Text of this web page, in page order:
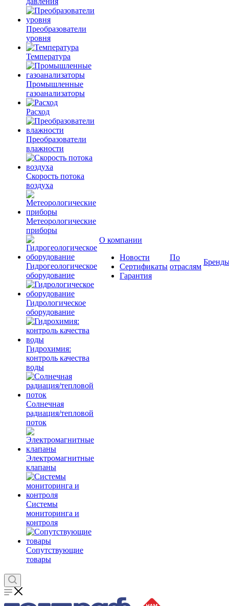
Преобразователи
уровня
Температура
Промышленные
газоанализаторы
Расход
Преобразователи
влажности
Скорость потока
воздуха
Метеорологические
приборы
Гидрогеологическое
оборудование
Гидрологическое
оборудование
Гидрохимия:
контроль качества
воды
Солнечная
радиация/тепловой
поток
Электромагнитные
клапаны
Системы
мониторинга и
контроля
Сопутствующие
товары
О компании
Новости
Сертификаты
Гарантия
По
отраслям